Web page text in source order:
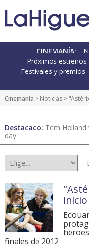
CINEMANÍA:
Próximos estrenos
Festivales y premios
Cinemanía > Noticias >
Destacado: Tom Holland
day'
finales de 2012